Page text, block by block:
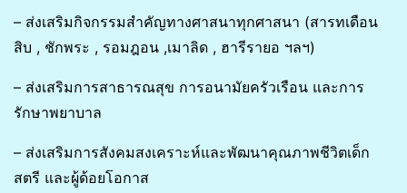
– ส่งเสริมกิจกรรมสำคัญทางศาสนาทุกศาสนา (สารทเดือน
สิบ , ชักพระ , รอมฎอน ,เมาลิด , ฮารีรายอ ฯลฯ)
– ส่งเสริมการสาธารณสุข การอนามัยครัวเรือน และการ
รักษาพยาบาล
– ส่งเสริมการสังคมสงเคราะห์และพัฒนาคุณภาพชีวิตเด็ก
สตรี และผู้ด้อยโอกาส